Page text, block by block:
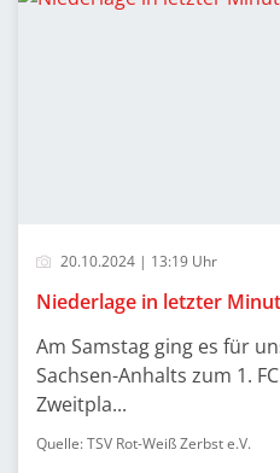
20.10.2024 | 13:19 Uhr
Niederlage in letzter
Am Samstag ging es für
Sachsen-Anhalts zum 1.
Zweitpla...
Quelle: TSV Rot-Weiß Zerbst e.V.